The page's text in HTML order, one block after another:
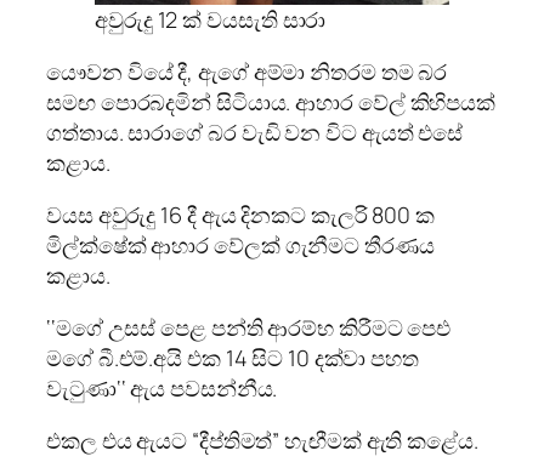
අවුරුදු 12 ක් වයසැති සාරා
යෞවන වියේ දී, ඇගේ අම්මා නිතරම තම බර
සමඟ පොරබදමින් සිටියාය. ආහාර වේල් කිහිපයක්
ගත්තාය. සාරාගේ බර වැඩි වන විට ඇයත් එසේ
කළාය.
වයස අවුරුදු 16 දී ඇය දිනකට කැලරි 800 ක
මිල්ක්ෂේක් ආහාර වේලක් ගැනීමට තීරණය
කළාය.
‘‘මගේ උසස් පෙළ පන්ති ආරම්භ කිරීමට පෙඑ
මගේ බී.එම්.අයි එක 14 සිට 10 දක්වා පහත
වැටුණා‘‘ ඇය පවසන්නීය.
එකල එය ඇයට “දීප්තිමත්” හැඟීමක් ඇති කළේය.